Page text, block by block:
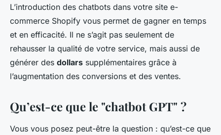
L’introduction des chatbots dans votre site e-
commerce Shopify vous permet de gagner en temps
et en efficacité. Il ne s’agit pas seulement de
rehausser la qualité de votre service, mais aussi de
générer des dollars supplémentaires grâce à
l’augmentation des conversions et des ventes.
Qu’est-ce que le "chatbot GPT" ?
Vous vous posez peut-être la question : qu’est-ce que